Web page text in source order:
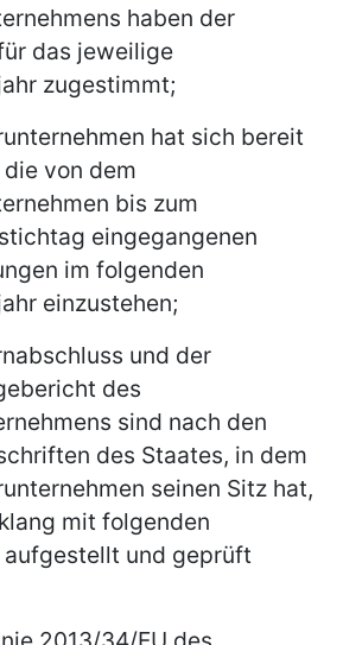
haben der
das jeweilige
zugestimmt;
hat sich bereit
von dem
bis zum
eingegangenen
im folgenden
einzustehen;
und der
des
sind nach den
des Staates, in dem
seinen Sitz hat,
mit folgenden
aufgestellt und geprüft